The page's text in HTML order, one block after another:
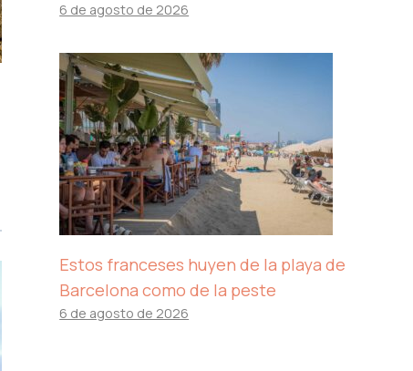
6 de agosto de 2026
Estos franceses huyen de la playa de
Barcelona como de la peste
6 de agosto de 2026